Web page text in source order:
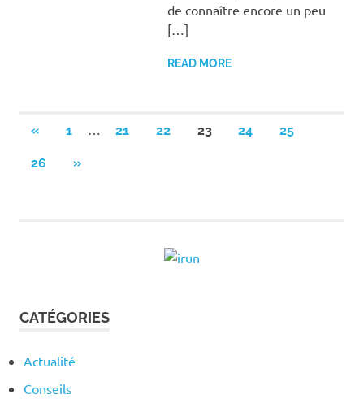
de connaître encore un peu
[…]
READ MORE
Pagination
des
«PREVIOUS
1 21 22 23 24 25
26
NEXT
»
CATÉGORIES
Actualité
Conseils